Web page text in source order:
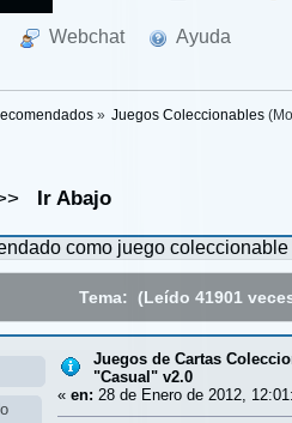
Webchat Ayuda
» Juegos Coleccionables
Ir Abajo
como juego coleccionable
Tema: (Leído 41901
Juegos de Cartas
"Casual" v2.0
« en: 28 de Enero de 2012,